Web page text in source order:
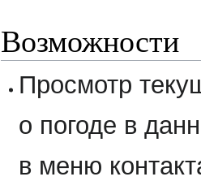
Возможности
Просмотр
о погоде в
в меню